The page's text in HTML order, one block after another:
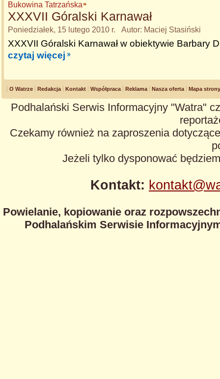
Bukowina Tatrzańska
XXXVII Góralski Karnawał
Poniedziałek, 15 lutego 2010 r. Autor: Maciej Stasiński
XXXVII Góralski Karnawał w obiektywie Barbary
czytaj więcej
O Watrze Redakcja Kontakt Współpraca Reklama Nasza oferta Mapa strony
Podhalański Serwis Informacyjny "Watra"
Czekamy również na zaproszenia
Jeżeli tylko dysponować
Kontakt:
Powielanie, kopiowanie oraz
Podhalańskim Serwisie